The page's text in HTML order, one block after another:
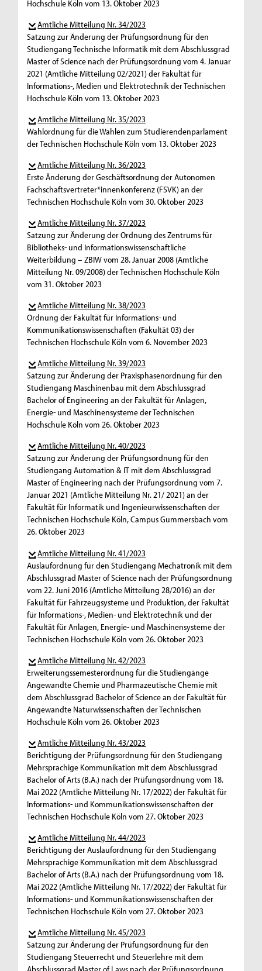
Hochschule Köln vom 13. Oktober 2023
Amtliche Mitteilung Nr. 34/2023
Satzung zur Änderung der Prüfungsordnung für den
Studiengang Technische Informatik mit dem Abschlussgrad
Master of Science nach der Prüfungsordnung vom 4. Januar
2021 (Amtliche Mitteilung 02/2021) der Fakultät für
Informations-, Medien und Elektrotechnik der Technischen
Hochschule Köln vom 13. Oktober 2023
Amtliche Mitteilung Nr. 35/2023
Wahlordnung für die Wahlen zum Studierendenparlament
der Technischen Hochschule Köln vom 13. Oktober 2023
Amtliche Mitteilung Nr. 36/2023
Erste Änderung der Geschäftsordnung der Autonomen
Fachschaftsvertreter*innenkonferenz (FSVK) an der
Technischen Hochschule Köln vom 30. Oktober 2023
Amtliche Mitteilung Nr. 37/2023
Satzung zur Änderung der Ordnung des Zentrums für
Bibliotheks- und Informationswissenschaftliche
Weiterbildung – ZBIW vom 28. Januar 2008 (Amtliche
Mitteilung Nr. 09/2008) der Technischen Hochschule Köln
vom 31. Oktober 2023
Amtliche Mitteilung Nr. 38/2023
Ordnung der Fakultät für Informations- und
Kommunikationswissenschaften (Fakultät 03) der
Technischen Hochschule Köln vom 6. November 2023
Amtliche Mitteilung Nr. 39/2023
Satzung zur Änderung der Praxisphasenordnung für den
Studiengang Maschinenbau mit dem Abschlussgrad
Bachelor of Engineering an der Fakultät für Anlagen,
Energie- und Maschinensysteme der Technischen
Hochschule Köln vom 26. Oktober 2023
Amtliche Mitteilung Nr. 40/2023
Satzung zur Änderung der Prüfungsordnung für den
Studiengang Automation & IT mit dem Abschlussgrad
Master of Engineering nach der Prüfungsordnung vom 7.
Januar 2021 (Amtliche Mitteilung Nr. 21/ 2021) an der
Fakultät für Informatik und Ingenieurwissenschaften der
Technischen Hochschule Köln, Campus Gummersbach vom
26. Oktober 2023
Amtliche Mitteilung Nr. 41/2023
Auslaufordnung für den Studiengang Mechatronik mit dem
Abschlussgrad Master of Science nach der Prüfungsordnung
vom 22. Juni 2016 (Amtliche Mitteilung 28/2016) an der
Fakultät für Fahrzeugsysteme und Produktion, der Fakultät
für Informations-, Medien- und Elektrotechnik und der
Fakultät für Anlagen, Energie- und Maschinensysteme der
Technischen Hochschule Köln vom 26. Oktober 2023
Amtliche Mitteilung Nr. 42/2023
Erweiterungssemesterordnung für die Studiengänge
Angewandte Chemie und Pharmazeutische Chemie mit
dem Abschlussgrad Bachelor of Science an der Fakultät für
Angewandte Naturwissenschaften der Technischen
Hochschule Köln vom 26. Oktober 2023
Amtliche Mitteilung Nr. 43/2023
Berichtigung der Prüfungsordnung für den Studiengang
Mehrsprachige Kommunikation mit dem Abschlussgrad
Bachelor of Arts (B.A.) nach der Prüfungsordnung vom 18.
Mai 2022 (Amtliche Mitteilung Nr. 17/2022) der Fakultät für
Informations- und Kommunikationswissenschaften der
Technischen Hochschule Köln vom 27. Oktober 2023
Amtliche Mitteilung Nr. 44/2023
Berichtigung der Auslaufordnung für den Studiengang
Mehrsprachige Kommunikation mit dem Abschlussgrad
Bachelor of Arts (B.A.) nach der Prüfungsordnung vom 18.
Mai 2022 (Amtliche Mitteilung Nr. 17/2022) der Fakultät für
Informations- und Kommunikationswissenschaften der
Technischen Hochschule Köln vom 27. Oktober 2023
Amtliche Mitteilung Nr. 45/2023
Satzung zur Änderung der Prüfungsordnung für den
Studiengang Steuerrecht und Steuerlehre mit dem
Abschlussgrad Master of Laws nach der Prüfungsordnung